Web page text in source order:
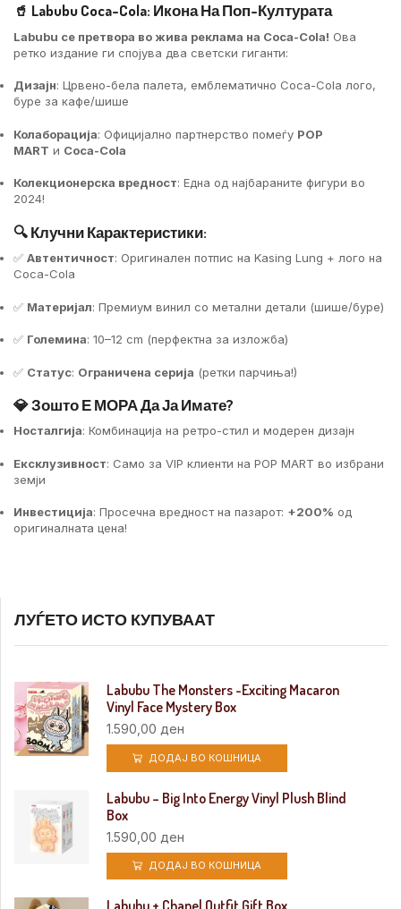
🥤 Labubu Coca-Cola: Икона На Поп-Културата
Labubu се претвора во жива реклама на Coca-Cola! Ова
ретко издание ги спојува два светски гиганти:
Дизајн: Црвено-бела палета, емблематично Coca-Cola лого,
буре за кафе/шише
Колаборација: Официјално партнерство помеѓу POP
MART и Coca-Cola
Колекционерска вредност: Една од најбараните фигури во
2024!
🔍 Клучни Карактеристики:
✅ Автентичност: Оригинален потпис на Kasing Lung + лого на
Coca-Cola
✅ Материјал: Премиум винил со метални детали (шише/буре)
✅ Големина: 10–12 cm (перфектна за изложба)
✅ Статус: Ограничена серија (ретки парчиња!)
💎 Зошто Е МОРА Да Ја Имате?
Носталгија: Комбинација на ретро-стил и модерен дизајн
Ексклузивност: Само за VIP клиенти на POP MART во избрани
земји
Инвестиција: Просечна вредност на пазарот: +200% од
оригиналната цена!
ЛУЃЕТО ИСТО КУПУВААТ
Labubu The Monsters -Exciting Macaron
Vinyl Face Mystery Box
1.590,00 ден
ДОДАЈ ВО КОШНИЦА
Labubu – Big Into Energy Vinyl Plush Blind
Box
1.590,00 ден
ДОДАЈ ВО КОШНИЦА